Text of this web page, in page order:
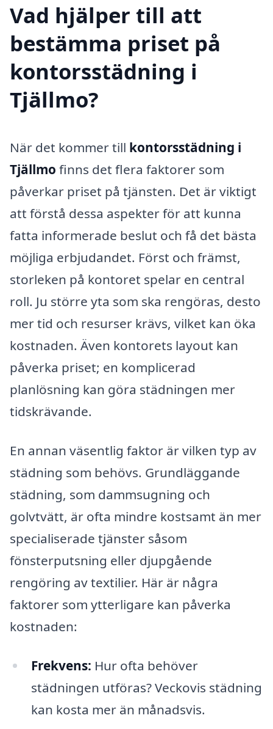
Vad hjälper till att
bestämma priset på
kontorsstädning i
Tjällmo?
När det kommer till kontorsstädning i
Tjällmo finns det flera faktorer som
påverkar priset på tjänsten. Det är viktigt
att förstå dessa aspekter för att kunna
fatta informerade beslut och få det bästa
möjliga erbjudandet. Först och främst,
storleken på kontoret spelar en central
roll. Ju större yta som ska rengöras, desto
mer tid och resurser krävs, vilket kan öka
kostnaden. Även kontorets layout kan
påverka priset; en komplicerad
planlösning kan göra städningen mer
tidskrävande.
En annan väsentlig faktor är vilken typ av
städning som behövs. Grundläggande
städning, som dammsugning och
golvtvätt, är ofta mindre kostsamt än mer
specialiserade tjänster såsom
fönsterputsning eller djupgående
rengöring av textilier. Här är några
faktorer som ytterligare kan påverka
kostnaden:
Frekvens: Hur ofta behöver
städningen utföras? Veckovis städning
kan kosta mer än månadsvis.